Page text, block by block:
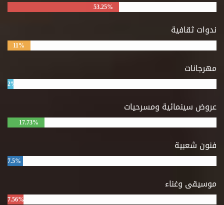
53.25%
ندوات ثقافية
11%
مهرجانات
2%
عروض سينمائية ومسرحيات
17.73%
فنون شعبية
7.5%
موسيقى وغناء
7.56%